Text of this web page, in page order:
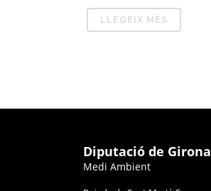
LLEGEIX MÉS
Diputació de Girona
Medi Ambient